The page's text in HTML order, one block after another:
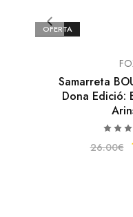
OFERTA
Samarreta
Dona Edició:
26.00€